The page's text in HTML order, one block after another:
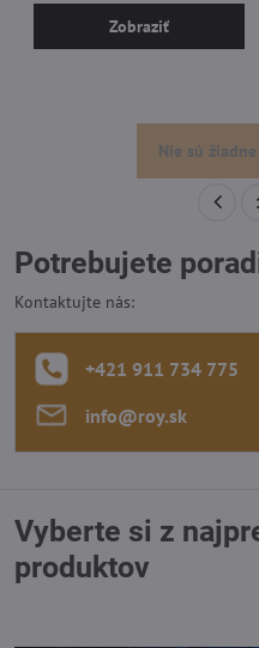
Zobraziť
Nie sú
Potrebujete
Kontaktujte nás:
+421 911 734 775
info​@roy​.sk
Vyberte si z
produktov